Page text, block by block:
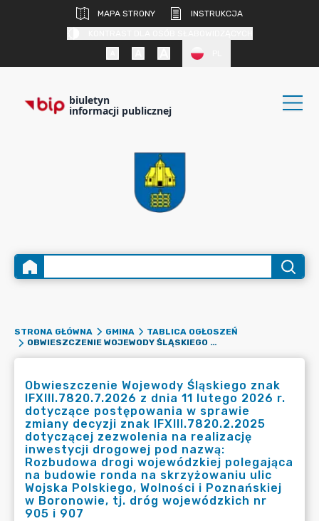
MAPA STRONY
INSTRUKCJA
biuletyn
informacji publicznej
STRONA GŁÓWNA GMINA
TABLICA OGŁOSZEŃ
OBWIESZCZENIE WOJEWODY ŚLĄSKIEGO ZNAK IFXIII.7820.7.2026 Z DNIA 11 LUTEGO 2026 R. DOTYCZĄCE POSTĘPOWANIA W SPRAWIE ZMIANY DECYZJI ZNAK IFXIII.7820.2.2025 DOTYCZĄCEJ ZEZWOLENIA NA REALIZACJĘ INWESTYCJI DROGOWEJ POD NAZWĄ: ROZBUDOWA DROGI WOJEWÓDZKIEJ POLEGAJĄCA NA BUDOWIE RONDA NA SKRZYŻOWANIU ULIC WOJSKA POLSKIEGO, WOLNOŚCI I POZNAŃSKIEJ W BORONOWIE, TJ. DRÓG WOJEWÓDZKICH NR 905 I 907
Obwieszczenie Wojewody Śląskiego znak
IFXIII.7820.7.2026 z dnia 11 lutego 2026 r.
dotyczące postępowania w sprawie
zmiany decyzji znak IFXIII.7820.2.2025
dotyczącej zezwolenia na realizację
inwestycji drogowej pod nazwą:
Rozbudowa drogi wojewódzkiej polegająca
na budowie ronda na skrzyżowaniu ulic
Wojska Polskiego, Wolności i Poznańskiej
w Boronowie, tj. dróg wojewódzkich nr
905 i 907